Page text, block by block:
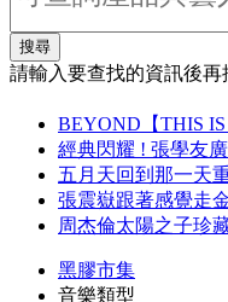
搜尋
請輸入要查找的資訊後再
BEYOND【THIS
經典閃耀 ! 張學友
五月天回到那一天
張震嶽跟著感覺走
周杰倫太陽之子珍
黑膠市集
音樂類型